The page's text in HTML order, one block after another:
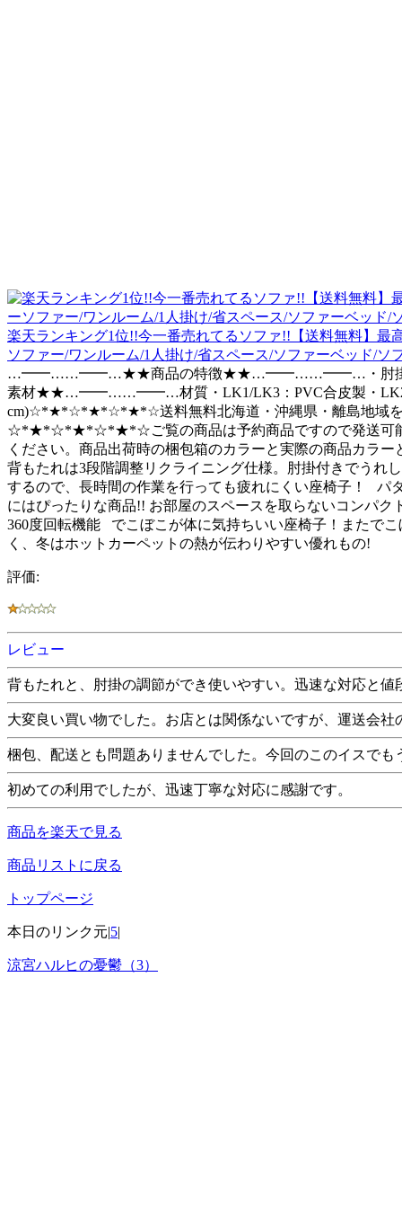
楽天ランキング1位!!今一番売れてるソファ!!【送料無料】最
ソファー/ワンルーム/1人掛け/省スペース/ソファーベッド/ソ
…━━……━━…★★商品の特徴★★…━━……━━…・肘掛け/背
素材★★…━━……━━…材質・LK1/LK3：PVC合皮製・LK2：フ
cm)☆*★*☆*★*☆*★*☆送料無料北海道・沖縄県・離島地域を除
☆*★*☆*★*☆*★*☆ご覧の商品は予約商品ですので発送可能日
ください。商品出荷時の梱包箱のカラーと実際の商品カラ
背もたれは3段階調整リクライニング仕様。肘掛付きでう
するので、長時間の作業を行っても疲れにくい座椅子！ パ
にはぴったりな商品!! お部屋のスペースを取らないコンパ
360度回転機能 でこぼこが体に気持ちいい座椅子！またで
く、冬はホットカーペットの熱が伝わりやすい優れもの!
評価:
レビュー
背もたれと、肘掛の調節ができ使いやすい。迅速な対応と値
大変良い買い物でした。お店とは関係ないですが、運送会
梱包、配送とも問題ありませんでした。今回のこのイスで
初めての利用でしたが、迅速丁寧な対応に感謝です。
商品を楽天で見る
商品リストに戻る
トップページ
本日のリンク元|5|
涼宮ハルヒの憂鬱（3）